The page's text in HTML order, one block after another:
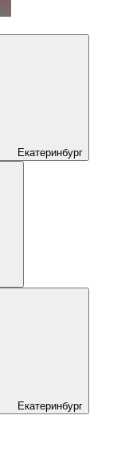
Екатеринбург
Екатеринбург